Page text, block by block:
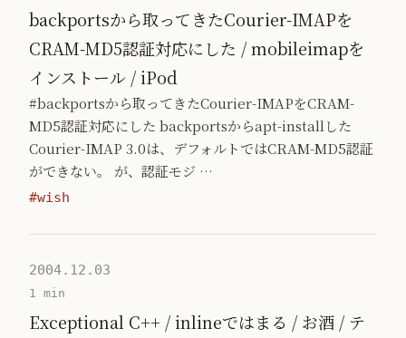
backportsから取ってきたCourier-IMAPを
CRAM-MD5認証対応にした / mobileimapを
インストール / iPod
#backportsから取ってきたCourier-IMAPをCRAM-
MD5認証対応にした backportsからapt-installした
Courier-IMAP 3.0は、デフォルトではCRAM-MD5認証
ができない。 が、認証モジ …
#wish
2004.12.03
1 min
Exceptional C++ / inlineではまる / お酒 / テ